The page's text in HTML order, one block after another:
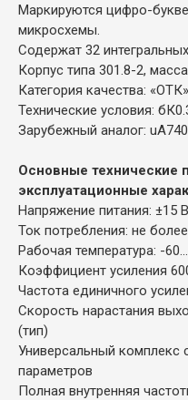
Маркируются цифро-
микросхемы.
Содержат 32
Корпус типа 301.8-2,
Категория качества:
Технические условия:
Зарубежный аналог:
Основные технические
эксплуатационные
Напряжение питания: ±15
Ток потребления: не
Рабочая температура: -
Коэффициент усиления
Частота единичного
Скорость нарастания
(тип)
Универсальный комплекс
параметров
Полная внутренняя